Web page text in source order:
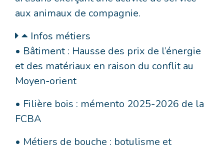
aux animaux de compagnie.
Infos métiers
• Bâtiment : Hausse des prix de l’énergie
et des matériaux en raison du conflit au
Moyen-orient
• Filière bois : mémento 2025-2026 de la
FCBA
• Métiers de bouche : botulisme et